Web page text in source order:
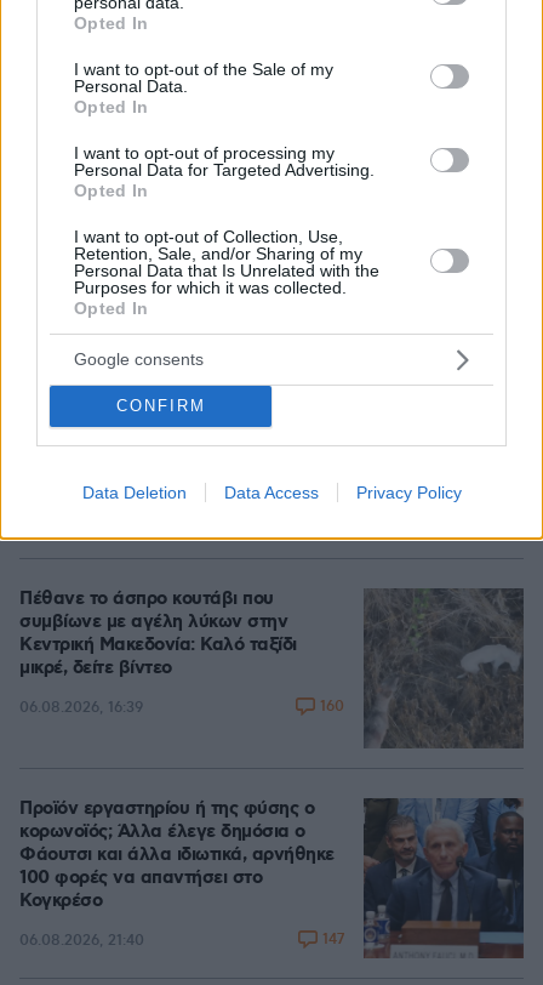
grant or deny consent to Google and its third-party tags to
use your data for below specified purposes in below Google
consent section.
Opted In
I want to opt-out of the Sale of my
Personal Data.
Opted In
I want to opt-out of processing my
Personal Data for Targeted Advertising.
Opted In
I want to opt-out of Collection, Use,
Retention, Sale, and/or Sharing of my
Personal Data that Is Unrelated with the
Purposes for which it was collected.
Opted In
Google consents
CONFIRM
Data Deletion Data Access Privacy Policy
βοηθήσει τη φίλη της και πνίγηκε, τα
παιδιά φώναζαν για βοήθεια
06.08.2026, 21:23 56
Γιώργος Παράσχος: Χαμογελαστός,
δίνει τη μάχη του με τον καρκίνο,
μπήκε στο νοσοκομείο για νέα
θεραπεία
06.08.2026, 18:00 57
Αριστοτέλης Δαμίγος: Σε κλίμα
οδύνης έγινε η αποτέφρωση του
συντονιστή που σκοτώθηκε μετά τη
φωτογραφίες
Πέθανε το άσπρο κουτάβι που
συμβίωνε με αγέλη λύκων στην
Κεντρική Μακεδονία: Καλό ταξίδι
μικρέ, δείτε βίντεο
06.08.2026, 16:39 160
Προϊόν εργαστηρίου ή της φύσης ο
κορωνοϊός; Άλλα έλεγε δημόσια ο
Φάουτσι και άλλα ιδιωτικά, αρνήθηκε
100 φορές να απαντήσει στο
Κογκρέσο
06.08.2026, 21:40 147